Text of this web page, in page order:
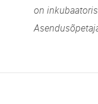
on